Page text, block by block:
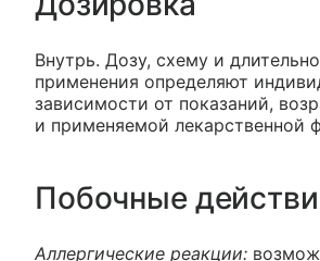
Внутрь. Дозу, схему и
применения определяют
зависимости от показаний,
и применяемой лекарственной
Побочные
Аллергические реакции: